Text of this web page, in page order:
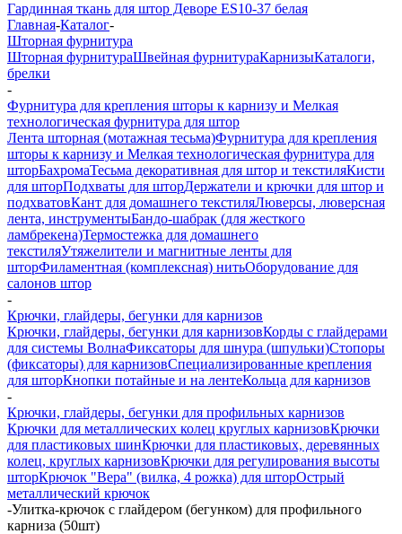
Гардинная ткань для штор Деворе ES10-37 белая
Главная-Каталог-
Шторная фурнитура
Шторная фурнитураШвейная фурнитураКарнизыКаталоги,
брелки
-
Фурнитура для крепления шторы к карнизу и Мелкая
технологическая фурнитура для штор
Лента шторная (мотажная тесьма)Фурнитура для крепления
шторы к карнизу и Мелкая технологическая фурнитура для
шторБахромаТесьма декоративная для штор и текстиляКисти
для шторПодхваты для шторДержатели и крючки для штор и
подхватовКант для домашнего текстиляЛюверсы, люверсная
лента, инструментыБандо-шабрак (для жесткого
ламбрекена)Термостежка для домашнего
текстиляУтяжелители и магнитные ленты для
шторФиламентная (комплексная) нитьОборудование для
салонов штор
-
Крючки, глайдеры, бегунки для карнизов
Крючки, глайдеры, бегунки для карнизовКорды с глайдерами
для системы ВолнаФиксаторы для шнура (шпульки)Стопоры
(фиксаторы) для карнизовСпециализированные крепления
для шторКнопки потайные и на лентеКольца для карнизов
-
Крючки, глайдеры, бегунки для профильных карнизов
Крючки для металлических колец круглых карнизовКрючки
для пластиковых шинКрючки для пластиковых, деревянных
колец, круглых карнизовКрючки для регулирования высоты
шторКрючок "Вера" (вилка, 4 рожка) для шторОстрый
металлический крючок
-Улитка-крючок с глайдером (бегунком) для профильного
карниза (50шт)